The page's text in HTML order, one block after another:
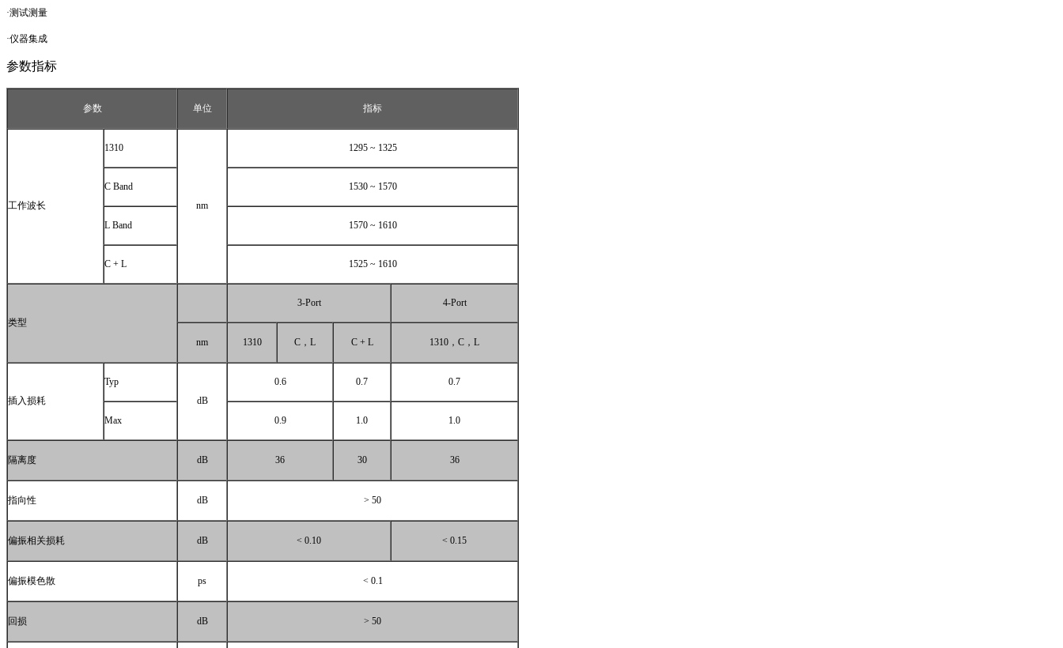
·测试测量
·仪器集成
参数指标
参数 单位 指标
工作波长
1310
nm
1295 ~ 1325
C Band 1530 ~ 1570
L Band 1570 ~ 1610
C + L 1525 ~ 1610
类型
3-Port 4-Port
nm 1310 C ， L C + L 1310 ， C ， L
插入损耗
Typ
dB
0.6 0.7 0.7
Max 0.9 1.0 1.0
隔离度 dB 36 30 36
指向性 dB > 50
偏振相关损耗 dB < 0.10 < 0.15
偏振模色散 ps < 0.1
回损 dB > 50